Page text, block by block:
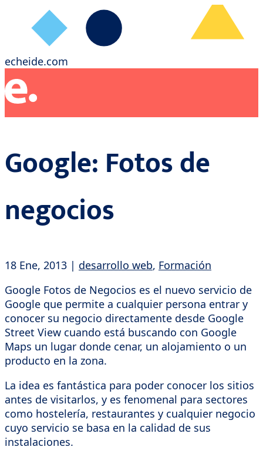
echeide.com
Google: Fotos de
negocios
18 Ene, 2013 | desarrollo web, Formación
Google Fotos de Negocios es el nuevo servicio de
Google que permite a cualquier persona entrar y
conocer su negocio directamente desde Google
Street View cuando está buscando con Google
Maps un lugar donde cenar, un alojamiento o un
producto en la zona.
La idea es fantástica para poder conocer los sitios
antes de visitarlos, y es fenomenal para sectores
como hostelería, restaurantes y cualquier negocio
cuyo servicio se basa en la calidad de sus
instalaciones.